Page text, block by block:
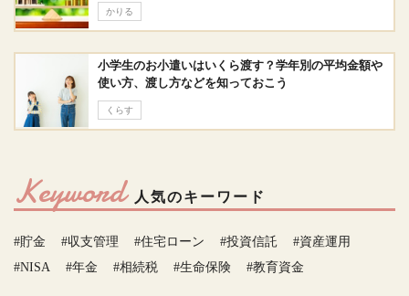
かりる
小学生のお小遣いはいくら渡す？学年別の平均金額や
使い方、渡し方などを知っておこう
くらす
Keyword 人気のキーワード
#貯金 #収支管理 #住宅ローン #投資信託
#資産運用
#NISA
#年金 #相続税 #生命保険 #教育資金